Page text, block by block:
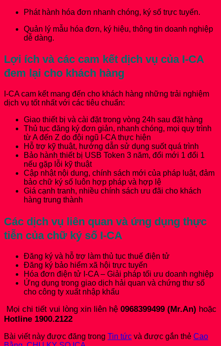
Phát hành hóa đơn nhanh chóng, ký số trực tuyến.
Quản lý mẫu hóa đơn, ký hiệu, thông tin doanh nghiệp
dễ dàng.
Lợi ích và các cam kết dịch vụ của I-CA
đem lại cho khách hàng
I-CA cam kết mang đến cho khách hàng những trải nghiệm
dịch vụ tốt nhất với các tiêu chuẩn:
Giao thiết bị và cài đặt trong vòng 24h sau đặt hàng
Thủ tục đăng ký đơn giản, nhanh chóng, mọi quy trình
từ A đến Z do đội ngũ I-CA thực hiện
Hỗ trợ kỹ thuật, hướng dẫn sử dụng suốt quá trình
Bảo hành thiết bị USB Token 3 năm, đổi mới 1 đổi 1
nếu gặp lỗi kỹ thuật
Cập nhật nội dung, chính sách mới của pháp luật, đảm
bảo chữ ký số luôn hợp pháp và hợp lệ
Giá cạnh tranh, nhiều chính sách ưu đãi cho khách
hàng trung thành
Các dịch vụ liên quan và ứng dụng thực
tiễn của chữ ký số I-CA
Đăng ký và hỗ trợ làm thủ tục thuế điện tử
Đăng ký bảo hiểm xã hội trực tuyến
Hóa đơn điện tử I-CA – Giải pháp tối ưu doanh nghiệp
Ứng dụng trong giao dịch hải quan và chứng thư số
cho công ty xuất nhập khẩu
Mọi chi tiết vui lòng xin liên hệ 0968399499 (Mr.An) hoặc
Hotline 1900.2122
Bài viết này được đăng trong Tin tức và được gắn thẻ Cao